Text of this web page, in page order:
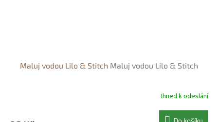
Maluj vodou Lilo & Stitch Maluj vodou Lilo & Stitch
Ihned k odeslání
Do košíku